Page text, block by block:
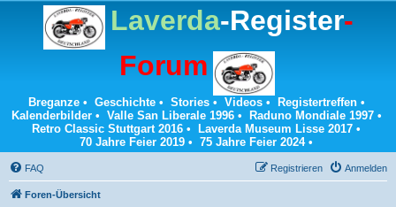
Laverda-Register-
Forum
Breganze• Geschichte• Stories• Videos• Registertreffen•
Kalenderbilder• Valle San Liberale 1996• Raduno Mondiale 1997•
Retro Classic Stuttgart 2016 • Laverda Museum Lisse 2017 •
70 Jahre Feier 2019 • 75 Jahre Feier 2024•
FAQ Anmelden
Registrieren
Foren-Übersicht